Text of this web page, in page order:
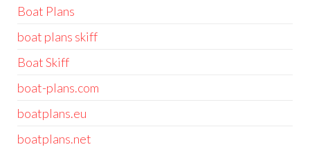
Boat Plans
boat plans skiff
Boat Skiff
boat-plans.com
boatplans.eu
boatplans.net